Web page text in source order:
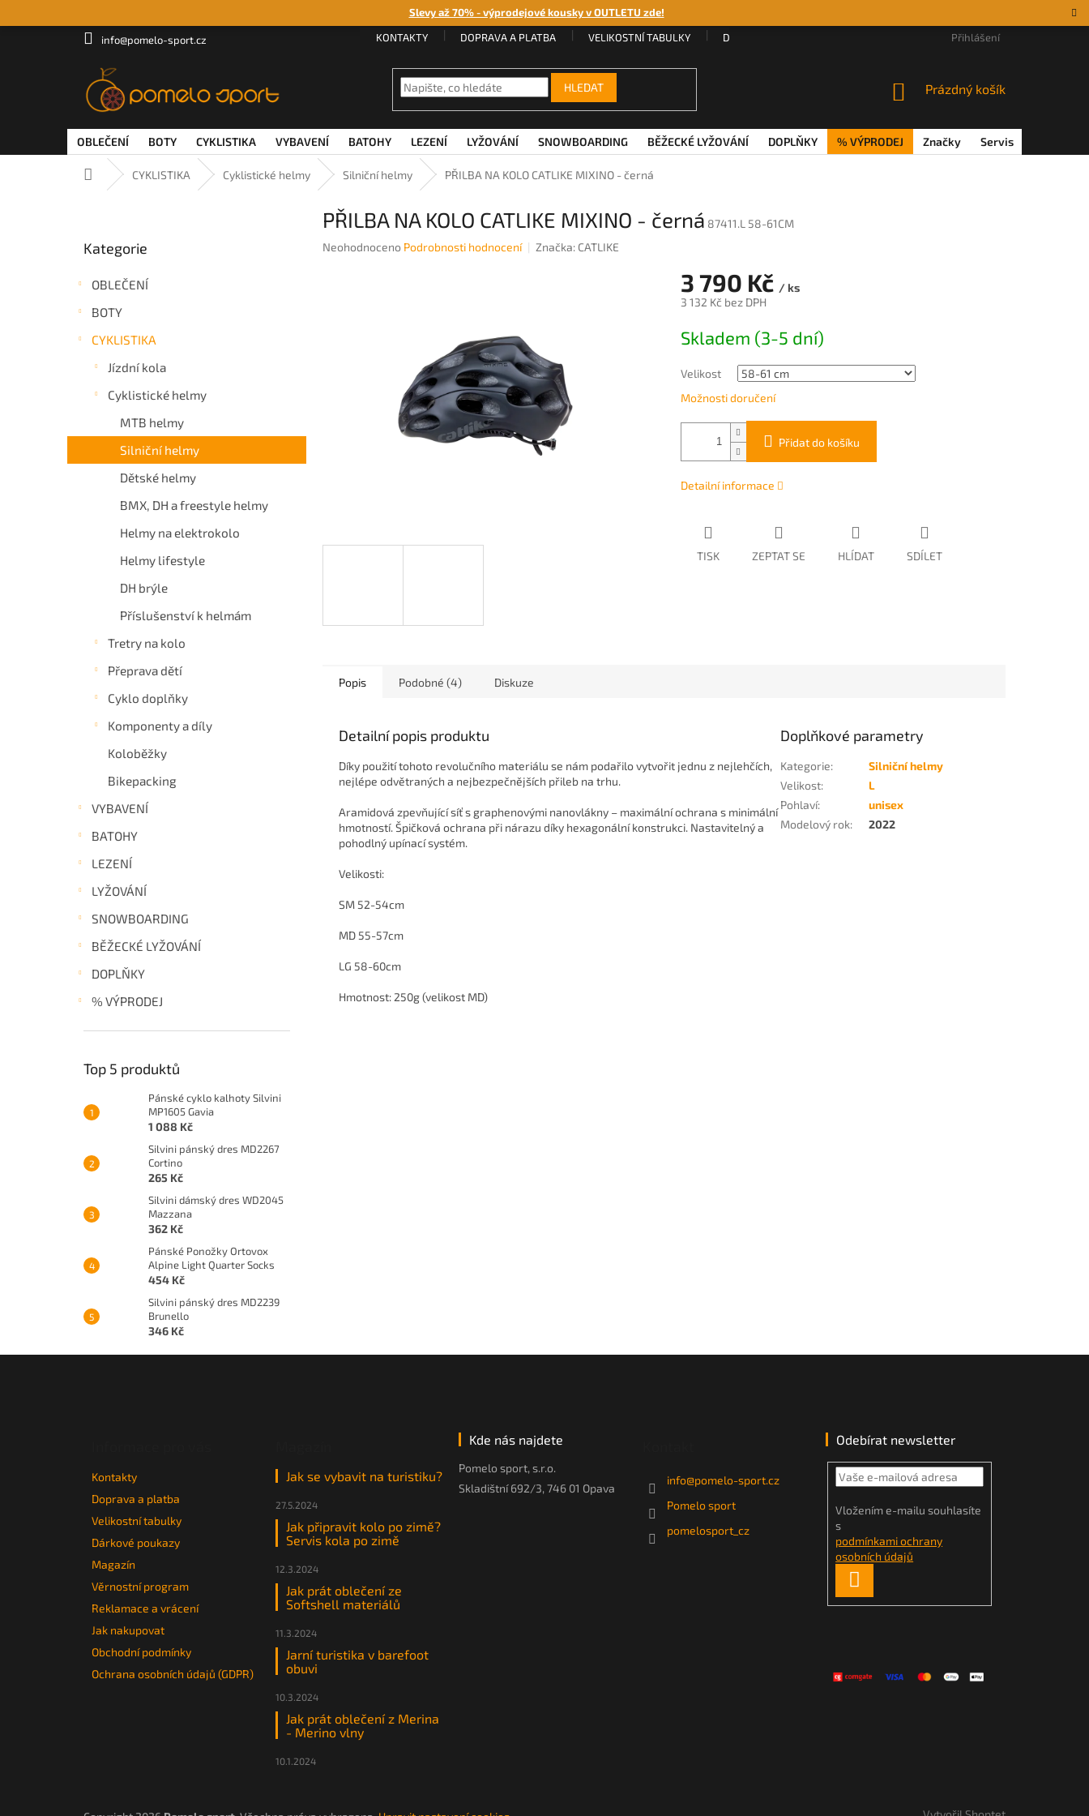
Slevy až 70% - výprodejové kousky v OUTLETU zde!
info@pomelo-sport.cz KONTAKTY DOPRAVA A PLATBA VELIKOSTNÍ TABULKY DÁRKOVÉ POUKAZY VĚRNOSTNÍ PROGRAM
Přihlášení
HLEDAT
NÁKUPNÍ
Prázdný košík
OBLEČENÍ BOTY CYKLISTIKA VYBAVENÍ BATOHY LEZENÍ LYŽOVÁNÍ SNOWBOARDING BĚŽECKÉ LYŽOVÁNÍ DOPLŇKY % VÝPRODEJ Značky Servis
Domů CYKLISTIKA Cyklistické helmy Silniční helmy PŘILBA NA KOLO CATLIKE MIXINO - černá
l
kategorie
Kategorie
OBLEČENÍ
BOTY
CYKLISTIKA
Jízdní kola
Cyklistické helmy
MTB helmy
Silniční helmy
Dětské helmy
BMX, DH a freestyle helmy
Helmy na elektrokolo
Helmy lifestyle
DH brýle
Příslušenství k helmám
Tretry na kolo
Přeprava dětí
Cyklo doplňky
Komponenty a díly
Koloběžky
Bikepacking
VYBAVENÍ
BATOHY
LEZENÍ
LYŽOVÁNÍ
SNOWBOARDING
BĚŽECKÉ LYŽOVÁNÍ
DOPLŇKY
% VÝPRODEJ
Top 5 produktů
Pánské cyklo kalhoty Silvini
MP1605 Gavia
1 088 Kč
Silvini pánský dres MD2267
Cortino
265 Kč
Silvini dámský dres WD2045
Mazzana
362 Kč
Pánské Ponožky Ortovox
Alpine Light Quarter Socks
454 Kč
Silvini pánský dres MD2239
Brunello
346 Kč
PŘILBA NA KOLO CATLIKE MIXINO - černá 87411.L 58-61CM
Průměrné
Neohodnoceno Podrobnosti hodnocení Značka: CATLIKE
3 790 Kč / ks
3 132 Kč bez DPH
cena:
Skladem (3-5 dní)
Velikost
Možnosti doručení
Přidat do košíku
Detailní informace
TISK ZEPTAT SE HLÍDAT SDÍLET
Popis Podobné (4) Diskuze
Detailní popis produktu
Díky použití tohoto revolučního materiálu se nám podařilo vytvořit jednu z nejlehčích,
nejlépe odvětraných a nejbezpečnějších přileb na trhu.
Aramidová zpevňující síť s graphenovými nanovlákny – maximální ochrana s minimální
hmotností. Špičková ochrana při nárazu díky hexagonální konstrukci. Nastavitelný a
pohodlný upínací systém.
Velikosti:
SM 52-54cm
MD 55-57cm
LG 58-60cm
Hmotnost: 250g (velikost MD)
Doplňkové parametry
Kategorie:
Silniční helmy
Velikost:
L
Pohlaví:
unisex
Modelový rok: 2022
Kontakty
Doprava a platba
Velikostní tabulky
Dárkové poukazy
Magazín
Věrnostní program
Reklamace a vrácení
Jak nakupovat
Obchodní podmínky
Ochrana osobních údajů (GDPR)
Jak se vybavit na turistiku?
27.5.2024
Jak připravit kolo po zimě?
Servis kola po zimě
12.3.2024
Jak prát oblečení ze
Softshell materiálů
11.3.2024
Jarní turistika v barefoot
obuvi
10.3.2024
Jak prát oblečení z Merina
- Merino vlny
10.1.2024
Kde nás najdete
Pomelo sport, s.r.o.
Skladištní 692/3, 746 01 Opava
info@pomelo-sport.cz
Pomelo sport
pomelosport_cz
Odebírat newsletter
Vložením e-mailu souhlasíte
s
podmínkami ochrany
osobních údajů
SE